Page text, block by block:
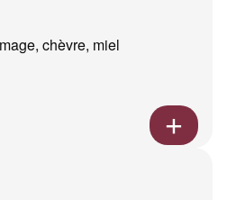
chèvre, miel